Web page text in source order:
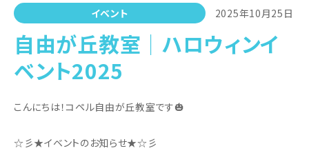
イベント 2025年10月25日
自由が丘教室│ハロウィンイ
ベント2025
こんにちは！コペル自由が丘教室です🎃
☆彡★イベントのお知らせ★☆彡